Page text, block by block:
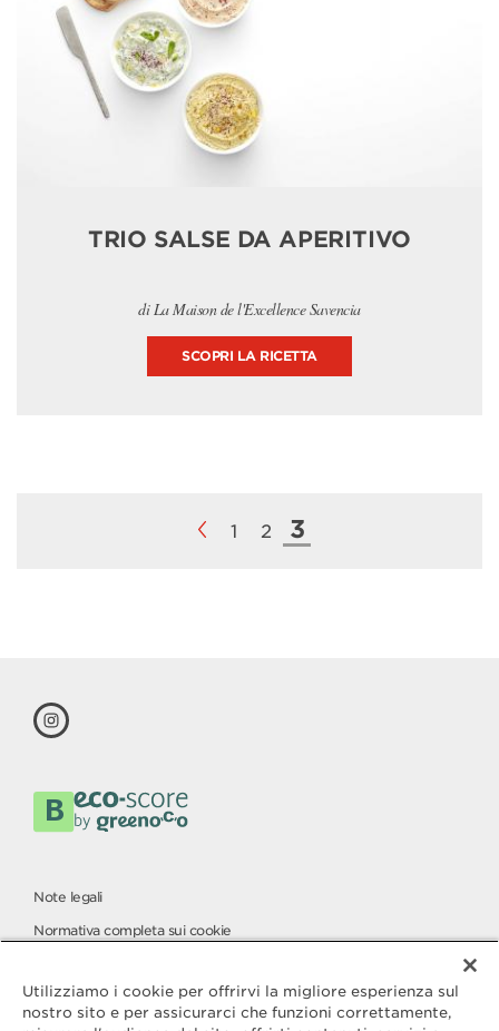
TRIO SALSE DA APERITIVO
di La Maison de l'Excellence Savencia
SCOPRI LA RICETTA
1 2 3
Note legali
Normativa completa sui cookie
Utilizziamo i cookie per offrirvi la migliore esperienza sul
nostro sito e per assicurarci che funzioni correttamente,